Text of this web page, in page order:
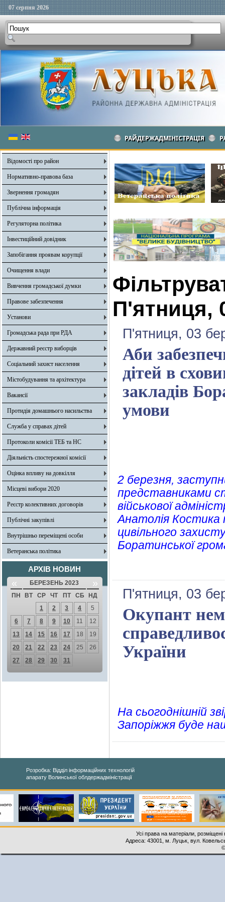
07 серпня 2026
РАЙДЕРЖАДМІНІСТРАЦІЯ
Відомості про район
Нормативно-правова база
Звернення громадян
Публічна інформація
Регуляторна політика
Інвестиційний довідник
Запобігання проявам корупції
Очищення влади
Вивчення громадської думки
Правове забезпечення
Установи
Громадська рада при РДА
Державний реєстр виборців
Соціальний захист населення
Містобудування та архітектура
Вакансії
Протидія домашнього насильства
Служба у справах дітей
Протоколи комісії ТЕБ та НС
Діяльність спостережної комісії
Оцінка впливу на довкілля
Місцеві вибори 2020
Реєстр колективних договорів
Публічні закупівлі
Внутрішньо переміщені особи
Ветеранська політика
АРХІВ НОВИН
« БЕРЕЗЕНЬ 2023 »
ПН ВТ СР ЧТ ПТ СБ
НД
1
2 3 4
5
6
7 8 9 10 11
12
13
14 15 16 17 18
19
20
21 22 23 24 25
26
27
28 29 30 31
П'ятниця,
П'ятниця, 03
Аби
дітей в
закладів
умови
2 березня,
представниками
військової
Анатолія Костика
цивільного
Боратинської
П'ятниця, 03
Окупант
України
На сьогоднішній
Запоріжжя буде
Розробка: Відділ інформаційних технологій
апарату Волинської облдержадміністрації
Усі права на матеріали,
Адреса: 43001, м. Луцьк, вул.